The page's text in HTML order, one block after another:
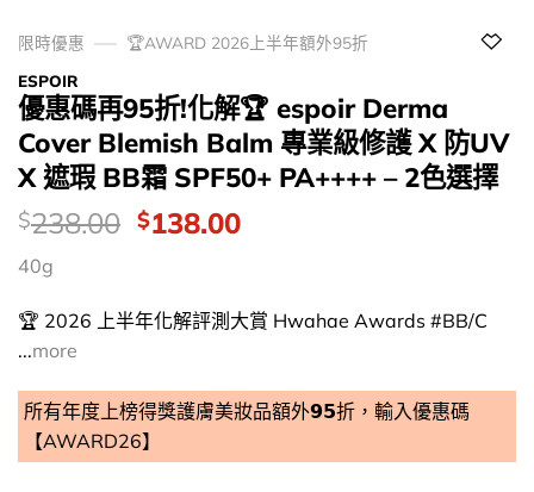
限時優惠
🏆AWARD 2026上半年額外95折
ESPOIR
優惠碼再95折!化解🏆 espoir Derma
Cover Blemish Balm 專業級修護 X 防UV
X 遮瑕 BB霜 SPF50+ PA++++ – 2色選擇
價
錢：
$238.00 Original
$238.00.
$138.00Current
$138.00.
40g
🏆 2026 上半年化解評測大賞 Hwahae Awards #BB/C
...more
所有年度上榜得獎護膚美妝品額外𝟵𝟱折，輸入優惠碼
【AWARD26】